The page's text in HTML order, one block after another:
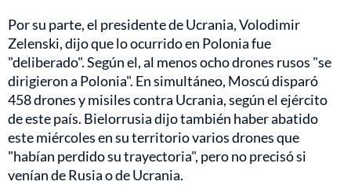
Por su parte, el presidente de Ucrania, Volodimir
Zelenski, dijo que lo ocurrido en Polonia fue
"deliberado". Según el, al menos ocho drones rusos "se
dirigieron a Polonia". En simultáneo, Moscú disparó
458 drones y misiles contra Ucrania, según el ejército
de este país. Bielorrusia dijo también haber abatido
este miércoles en su territorio varios drones que
"habían perdido su trayectoria", pero no precisó si
venían de Rusia o de Ucrania.